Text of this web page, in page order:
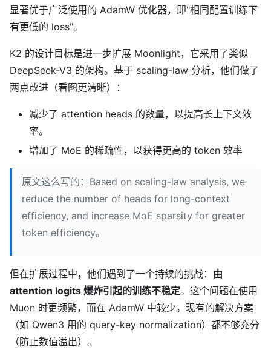
显著优于广泛使用的 AdamW 优化器，即"相同配置训练下
有更低的 loss"。
K2 的设计目标是进一步扩展 Moonlight，它采用了类似
DeepSeek-V3 的架构。基于 scaling-law 分析，他们做了
两点改进（看图更清晰）：
减少了 attention heads 的数量，以提高长上下文效
率。
增加了 MoE 的稀疏性，以获得更高的 token 效率
原文这么写的：Based on scaling-law analysis, we
reduce the number of heads for long-context
efficiency, and increase MoE sparsity for greater
token efficiency。
但在扩展过程中，他们遇到了一个持续的挑战： 由
attention logits 爆炸引起的训练不稳定。这个问题在使用
Muon 时更频繁，而在 AdamW 中较少。现有的解决方案
（如 Qwen3 用的 query-key normalization）都不够充分
（防止数值溢出）。